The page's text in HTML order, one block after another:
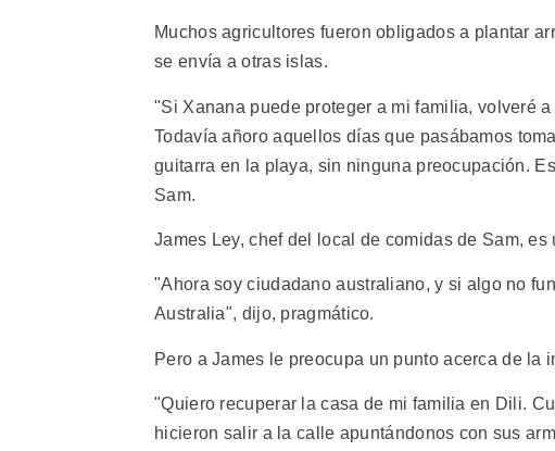
Muchos agricultores fueron obligados a plantar
se envía a otras islas.
"Si Xanana puede proteger a mi familia, volveré
Todavía añoro aquellos días que pasábamos
guitarra en la playa, sin ninguna preocupación.
Sam.
James Ley, chef del local de comidas de Sam, es
"Ahora soy ciudadano australiano, y si algo no
Australia", dijo, pragmático.
Pero a James le preocupa un punto acerca de la
"Quiero recuperar la casa de mi familia en Dili.
hicieron salir a la calle apuntándonos con sus